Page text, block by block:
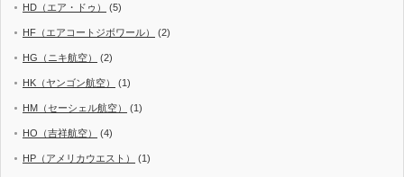
HD（エア・ドゥ） (5)
HF（エアコートジボワール） (2)
HG（ニキ航空） (2)
HK（ヤンゴン航空） (1)
HM（セーシェル航空） (1)
HO（吉祥航空） (4)
HP（アメリカウエスト） (1)